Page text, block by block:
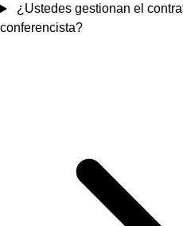
¿Ustedes gestionan el
conferencista?